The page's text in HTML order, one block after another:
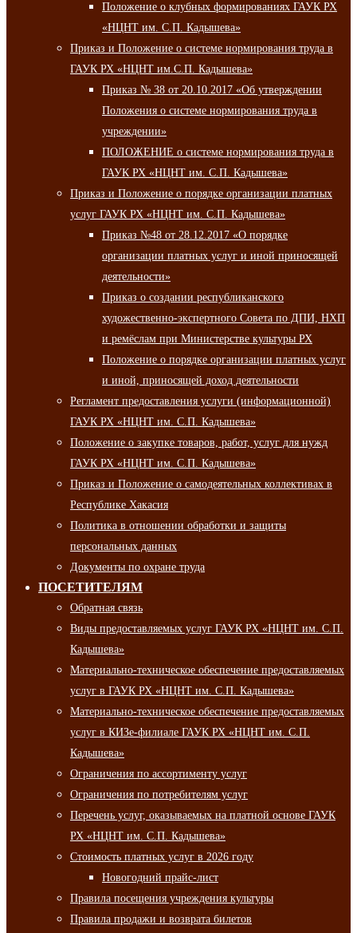
Положение о клубных формированиях ГАУК РХ
«НЦНТ им. С.П. Кадышева»
Приказ и Положение о системе нормирования труда в
ГАУК РХ «НЦНТ им.С.П. Кадышева»
Приказ № 38 от 20.10.2017 «Об утверждении
Положения о системе нормирования труда в
учреждении»
ПОЛОЖЕНИЕ о системе нормирования труда в
ГАУК РХ «НЦНТ им. С.П. Кадышева»
Приказ и Положение о порядке организации платных
услуг ГАУК РХ «НЦНТ им. С.П. Кадышева»
Приказ №48 от 28.12.2017 «О порядке
организации платных услуг и иной приносящей
деятельности»
Приказ о создании республиканского
художественно-экспертного Совета по ДПИ, НХП
и ремёслам при Министерстве культуры РХ
Положение о порядке организации платных услуг
и иной, приносящей доход деятельности
Регламент предоставления услуги (информационной)
ГАУК РХ «НЦНТ им. С.П. Кадышева»
Положение о закупке товаров, работ, услуг для нужд
ГАУК РХ «НЦНТ им. С.П. Кадышева»
Приказ и Положение о самодеятельных коллективах в
Республике Хакасия
Политика в отношении обработки и защиты
персональных данных
Документы по охране труда
ПОСЕТИТЕЛЯМ
Обратная связь
Виды предоставляемых услуг ГАУК РХ «НЦНТ им. С.П.
Кадышева»
Материально-техническое обеспечение предоставляемых
услуг в ГАУК РХ «НЦНТ им. С.П. Кадышева»
Материально-техническое обеспечение предоставляемых
услуг в КИЗе-филиале ГАУК РХ «НЦНТ им. С.П.
Кадышева»
Ограничения по ассортименту услуг
Ограничения по потребителям услуг
Перечень услуг, оказываемых на платной основе ГАУК
РХ «НЦНТ им. С.П. Кадышева»
Стоимость платных услуг в 2026 году
Новогодний прайс-лист
Правила посещения учреждения культуры
Правила продажи и возврата билетов